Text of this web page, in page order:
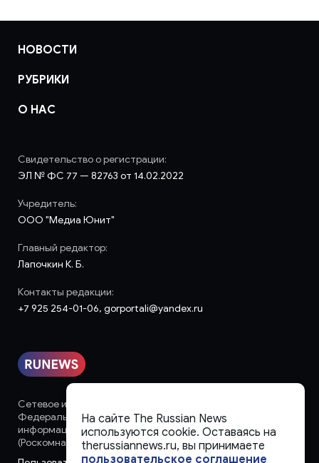
НОВОСТИ
РУБРИКИ
О НАС
Сетевое издание «runews» (18+) зарегистрировано в
Федеральной службе по надзору в сфере связи,
информационных технологий и массовых коммуникаций
(Роскомнадзор)
Свидетельство о регистрации:
ЭЛ № ФС 77 — 82763 от 14.02.2022
Учредитель:
ООО "Медиа Юнит"
Главный редактор:
Лапочкин К. Б.
Контакты редакции:
+7 925 254-01-06, gorportali@yandex.ru
На сайте The Russian News
используются cookie. Оставаясь на
therussiannews.ru, вы принимаете
пользовательское соглашение